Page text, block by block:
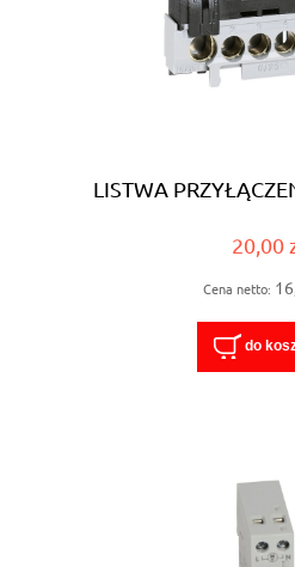
LISTWA
20,00
Cena netto:
do